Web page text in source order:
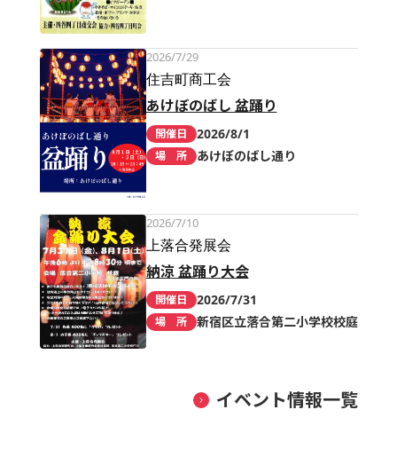
2026/7/29
住吉町商工会
あけぼのばし 盆踊り
開催日 2026/8/1
場 所 あけぼのばし通り
2026/7/10
上落合発展会
納涼 盆踊り大会
開催日 2026/7/31
場 所 新宿区立落合第二小学校校庭
イベント情報一覧